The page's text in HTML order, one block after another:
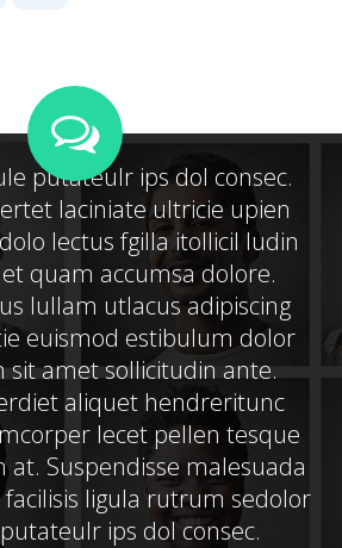
page page
on
Twitter
putateulr ips dol consec.
laciniate ultricie upien
lectus fgilla itollicil ludin
quam accumsa dolore.
lullam utlacus adipiscing
euismod estibulum dolor
sit amet sollicitudin ante.
aliquet hendreritunc
lecet pellen tesque
Suspendisse malesuada
facilisis ligula rutrum sedolor
ips dol consec.